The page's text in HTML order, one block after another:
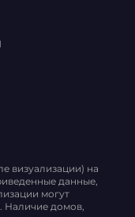
визуализации) на
данные,
могут
Наличие домов,